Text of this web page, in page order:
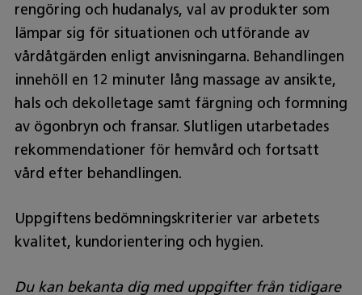
rengöring och hudanalys, val av produkter som
lämpar sig för situationen och utförande av
vårdåtgärden enligt anvisningarna. Behandlingen
innehöll en 12 minuter lång massage av ansikte,
hals och dekolletage samt färgning och formning
av ögonbryn och fransar. Slutligen utarbetades
rekommendationer för hemvård och fortsatt
vård efter behandlingen.
Uppgiftens bedömningskriterier var arbetets
kvalitet, kundorientering och hygien.
Du kan bekanta dig med uppgifter från tidigare